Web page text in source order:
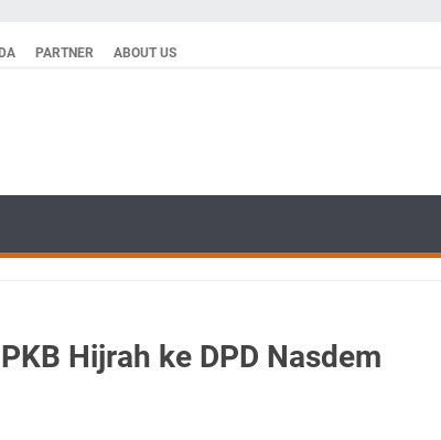
PARTNER ABOUT US
Hijrah ke DPD Nasdem